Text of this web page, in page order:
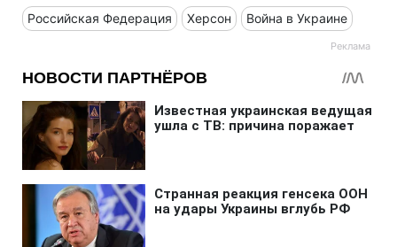
Российская Федерация Херсон Война в Украине